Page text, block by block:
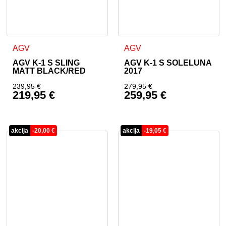
AGV
AGV K-1 S SLING
MATT BLACK/RED
239,95€
Izvirna cena je bila: 239,95 €.
219,95€
Ta izdelek ima več različic. Možnosti lahko izberete na
AGV
AGV K-1 S SOLELUNA
2017
279,95€
Izvirna cena je bila:
259,95 €
Ta izdelek ima več različic.
akcija -20,00€ akcija -19,05 €